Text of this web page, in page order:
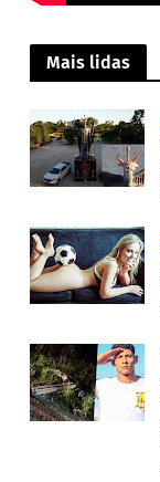
Mais lidas